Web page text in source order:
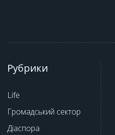
Рубрики
Life
Громадський сектор
Діаспора